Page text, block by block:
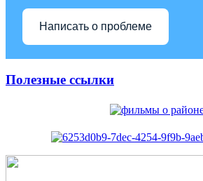
Написать о проблеме
Полезные ссылки